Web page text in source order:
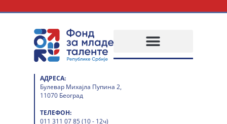
АДРЕСА:
Булевар Михајла Пупина 2,
11070 Београд
ТЕЛЕФОН:
011 311 07 85 (10 - 12ч)